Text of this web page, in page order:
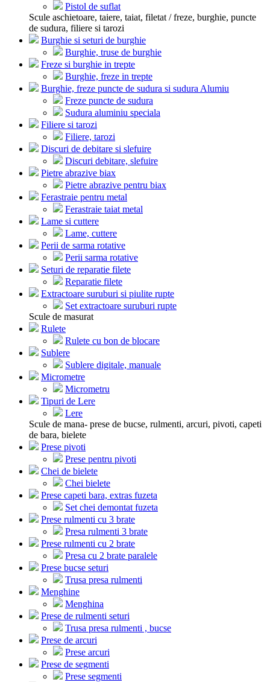
Pistol de suflat
Scule aschietoare, taiere, taiat, filetat / freze, burghie, puncte
de sudura, filiere si tarozi
Burghie si seturi de burghie
Burghie, truse de burghie
Freze si burghie in trepte
Burghie, freze in trepte
Burghie, freze puncte de sudura si sudura Alumiu
Freze puncte de sudura
Sudura aluminiu speciala
Filiere si tarozi
Filiere, tarozi
Discuri de debitare si slefuire
Discuri debitare, slefuire
Pietre abrazive biax
Pietre abrazive pentru biax
Ferastraie pentru metal
Ferastraie taiat metal
Lame si cuttere
Lame, cuttere
Perii de sarma rotative
Perii sarma rotative
Seturi de reparatie filete
Reparatie filete
Extractoare suruburi si piulite rupte
Set extractoare suruburi rupte
Scule de masurat
Rulete
Rulete cu bon de blocare
Sublere
Sublere digitale, manuale
Micrometre
Micrometru
Tipuri de Lere
Lere
Scule de mana- prese de bucse, rulmenti, arcuri, pivoti, capeti
de bara, bielete
Prese pivoti
Prese pentru pivoti
Chei de bielete
Chei bielete
Prese capeti bara, extras fuzeta
Set chei demontat fuzeta
Prese rulmenti cu 3 brate
Presa rulmenti 3 brate
Prese rulmenti cu 2 brate
Presa cu 2 brate paralele
Prese bucse seturi
Trusa presa rulmenti
Menghine
Menghina
Prese de rulmenti seturi
Trusa presa rulmenti , bucse
Prese de arcuri
Prese arcuri
Prese de segmenti
Prese segmenti